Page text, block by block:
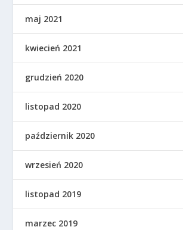
maj 2021
kwiecień 2021
grudzień 2020
listopad 2020
październik 2020
wrzesień 2020
listopad 2019
marzec 2019